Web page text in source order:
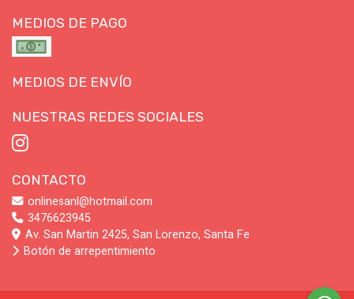
MEDIOS DE PAGO
MEDIOS DE ENVÍO
NUESTRAS REDES SOCIALES
CONTACTO
onlinesanl@hotmail.com
3476623945
Av. San Martin 2425, San Lorenzo, Santa Fe
Botón de arrepentimiento